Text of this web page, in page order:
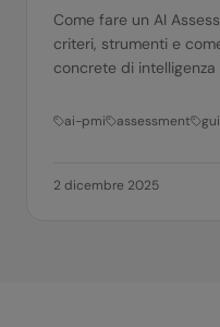
Come fare un AI
criteri, strumenti e
concrete di
ai-pmi assessment
2 dicembre 2025